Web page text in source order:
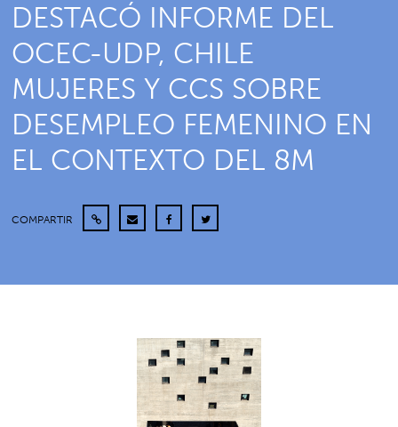
DESTACÓ INFORME DEL
OCEC-UDP, CHILE
MUJERES Y CCS SOBRE
DESEMPLEO FEMENINO EN
EL CONTEXTO DEL 8M
COMPARTIR